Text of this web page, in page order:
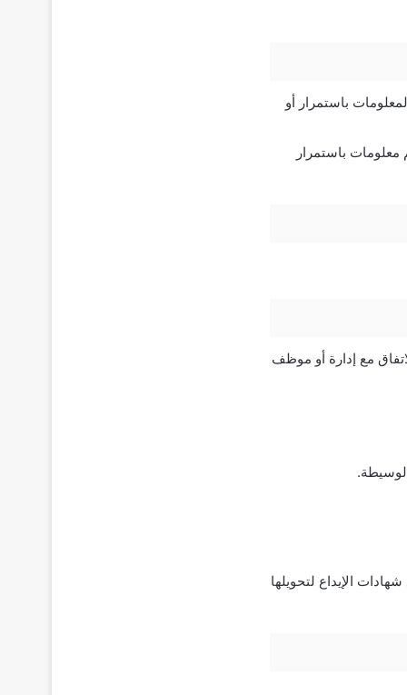
باستمرار أو
معلومات باستمرار
مع إدارة أو موظف
الإيداع لتحويلها